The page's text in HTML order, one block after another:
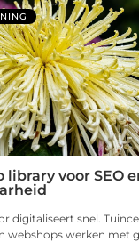
library voor SEO
digitaliseert snel.
webshops werken met